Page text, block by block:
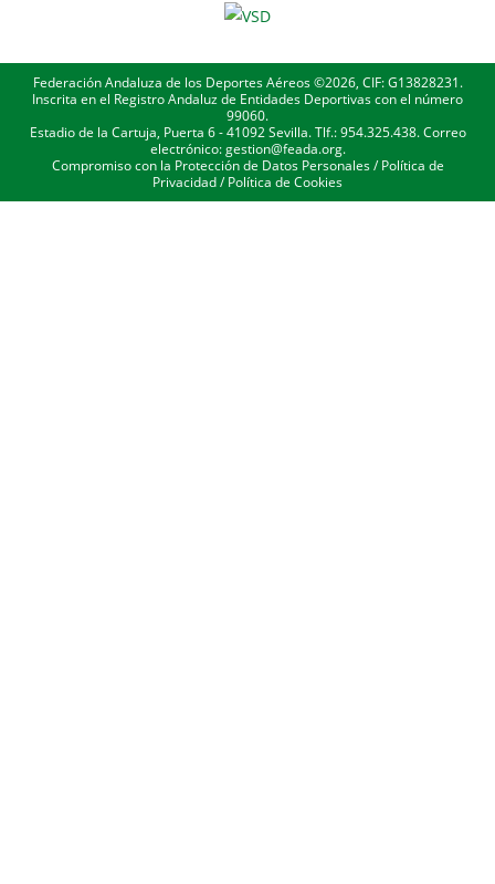
Federación Andaluza de los Deportes Aéreos ©2026, CIF: G13828231.
Inscrita en el Registro Andaluz de Entidades Deportivas con el número
99060.
Estadio de la Cartuja, Puerta 6 - 41092 Sevilla. Tlf.: 954.325.438. Correo
electrónico: gestion@feada.org.
Compromiso con la Protección de Datos Personales/Política de
Privacidad/Política de Cookies